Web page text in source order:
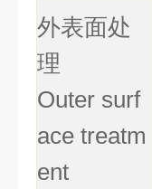
外表面处
理
Outer surf
ace treatm
ent